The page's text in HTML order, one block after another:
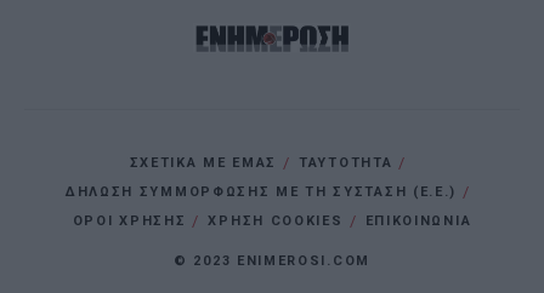
ΣΧΕΤΙΚΑ ΜΕ ΕΜΑΣ
ΤΑΥΤΟΤΗΤΑ
ΔΗΛΩΣΗ ΣΥΜΜΟΡΦΩΣΗΣ ΜΕ ΤΗ ΣΥΣΤΑΣΗ (Ε.Ε.)
ΌΡΟΙ ΧΡΗΣΗΣ
ΧΡΗΣΗ COOKIES ΕΠΙΚΟΙΝΩΝΙΑ
© 2023 ENIMEROSI.COM